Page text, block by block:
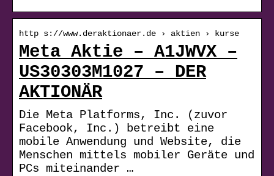
http s://www.deraktionaer.de › aktien › kurse
Meta Aktie – A1JWVX –
US30303M1027 – DER
AKTIONÄR
Die Meta Platforms, Inc. (zuvor
Facebook, Inc.) betreibt eine
mobile Anwendung und Website, die
Menschen mittels mobiler Geräte und
PCs miteinander …